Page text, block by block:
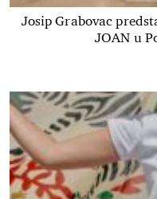
Josip Grabovac
JOAN u